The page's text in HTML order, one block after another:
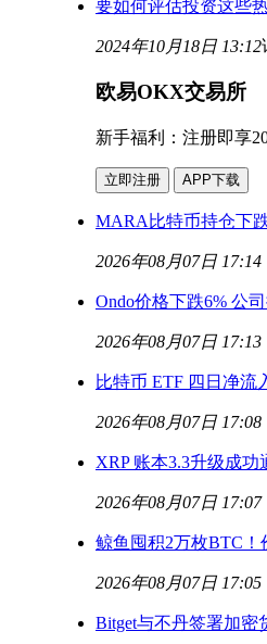
要如何评估投资这些
2024年10月18日 13:12
欧易OKX交易所
新手福利： 注册即享
立即注册 APP下载
MARA比特币持仓下
2026年08月07日 17:14
Ondo价格下跌6% 公
2026年08月07日 17:13
比特币 ETF 四日净流
2026年08月07日 17:08
XRP 账本3.3升级成功
2026年08月07日 17:07
鲸鱼囤积2万枚BTC！
2026年08月07日 17:05
Bitget与不丹签署加密